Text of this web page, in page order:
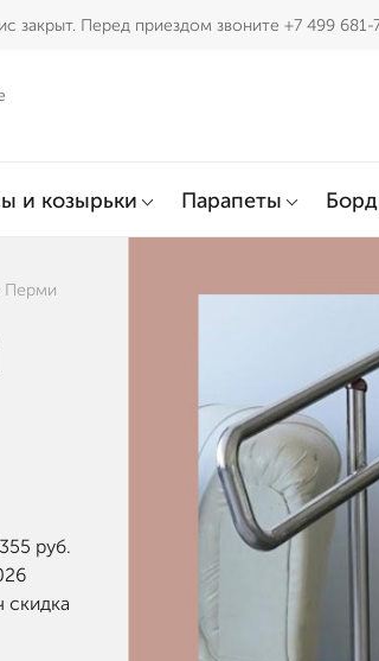
закрыт. Перед приездом звоните +7 499 681-
и козырьки Парапеты
Перми
руб.
скидка